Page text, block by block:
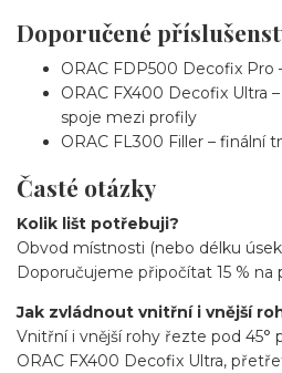
Doporučené
ORAC FDP500 Decofix Pro
ORAC FX400 Decofix Ultra
spoje mezi profily
ORAC FL300 Filler – finální
Časté otázky
Kolik lišt potřebuji?
Obvod místnosti (nebo délku
Doporučujeme připočítat 15 % na
Jak zvládnout vnitřní i vnější
Vnitřní i vnější rohy řezte pod 45°
ORAC FX400 Decofix Ultra,